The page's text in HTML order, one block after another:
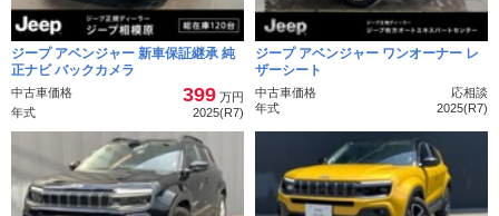
ジープ アベンジャー 新車保証継承 純
正ナビ バックカメラ
中古車価格 399 万円
年式
2025(R7)
ジープ アベンジャー ワンオーナー レ
ザーシート
中古車価格
応相談
年式
2025(R7)